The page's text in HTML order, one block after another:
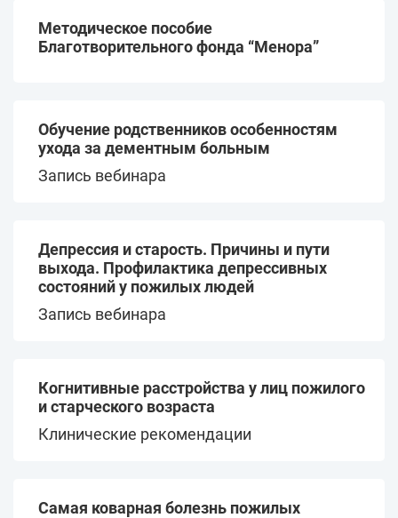
Методическое пособие
Благотворительного фонда “Менора”
Обучение родственников особенностям
ухода за дементным больным
Запись вебинара
Депрессия и старость. Причины и пути
выхода. Профилактика депрессивных
состояний у пожилых людей
Запись вебинара
Когнитивные расстройства у лиц пожилого
и старческого возраста
Клинические рекомендации
Самая коварная болезнь пожилых